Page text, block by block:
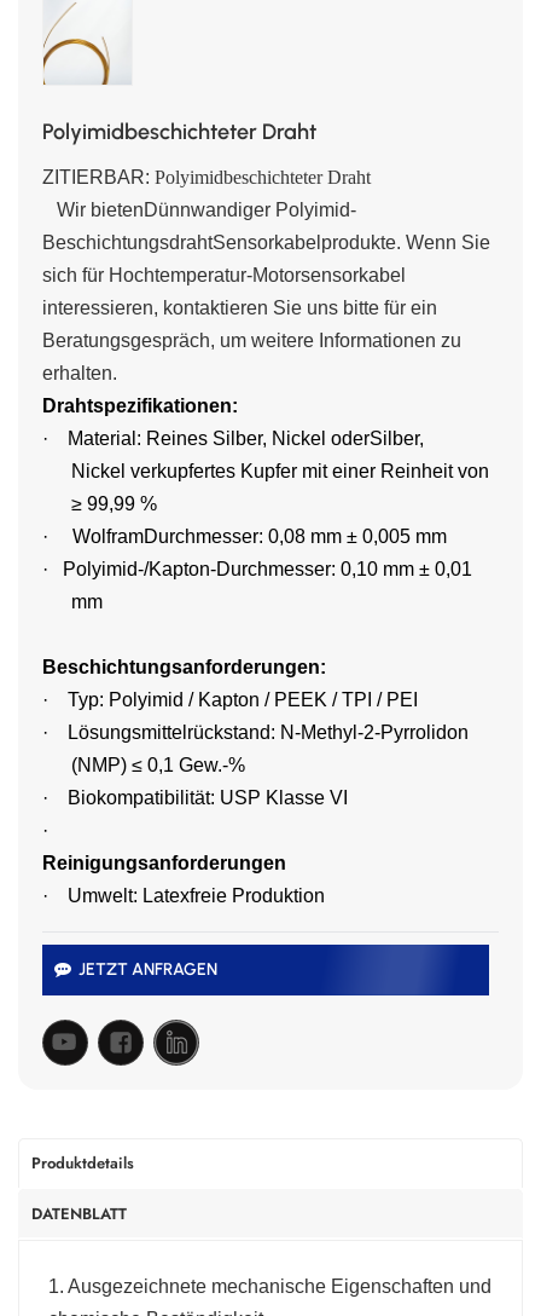
Polyimidbeschichteter Draht
ZITIERBAR: Polyimidbeschichteter Draht
Wir bietenDünnwandiger Polyimid-
BeschichtungsdrahtSensorkabelprodukte. Wenn Sie
sich für Hochtemperatur-Motorsensorkabel
interessieren, kontaktieren Sie uns bitte für ein
Beratungsgespräch, um weitere Informationen zu
erhalten.
Drahtspezifikationen:
·
Material: Reines Silber, Nickel oderSilber,
Nickel verkupfertes Kupfer mit einer Reinheit von
≥ 99,99 %
·
WolframDurchmesser: 0,08 mm ± 0,005 mm
·
Polyimid-/Kapton-Durchmesser: 0,10 mm ± 0,01
mm
Beschichtungsanforderungen:
·
Typ: Polyimid / Kapton / PEEK / TPI / PEI
·
Lösungsmittelrückstand: N-Methyl-2-Pyrrolidon
(NMP) ≤ 0,1 Gew.-%
·
Biokompatibilität: USP Klasse VI
·
Reinigungsanforderungen
·
Umwelt: Latexfreie Produktion
JETZT ANFRAGEN
Produktdetails
DATENBLATT
1. Ausgezeichnete mechanische Eigenschaften und